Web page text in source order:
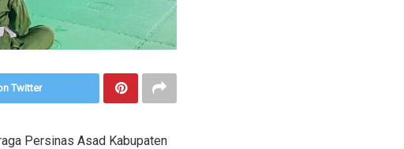
Twitter
Persinas Asad Kabupaten